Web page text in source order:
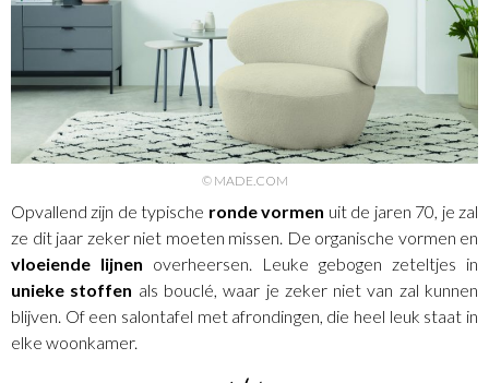
© MADE.COM
Opvallend zijn de typische ronde vormen uit de jaren 70, je zal
ze dit jaar zeker niet moeten missen. De organische vormen en
vloeiende lijnen overheersen. Leuke gebogen zeteltjes in
unieke stoffen als bouclé, waar je zeker niet van zal kunnen
blijven. Of een salontafel met afrondingen, die heel leuk staat in
elke woonkamer.